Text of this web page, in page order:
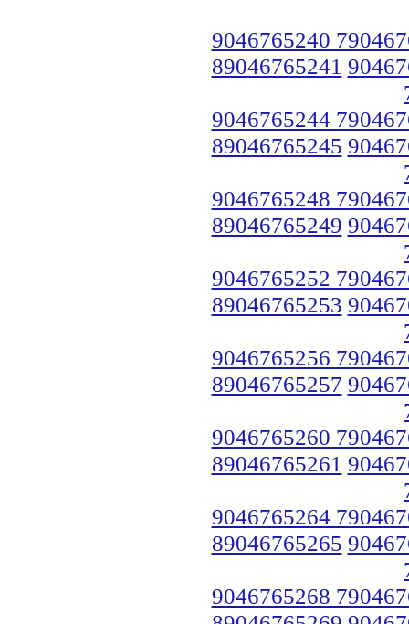
9046765240
89046765241
9046765244
89046765245
9046765248
89046765249
9046765252
89046765253
9046765256
89046765257
9046765260
89046765261
9046765264
89046765265
9046765268